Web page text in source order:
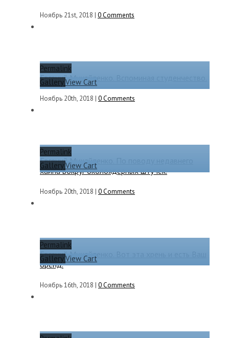
Ноябрь 21st, 2018 | 0 Comments
Permalink
GalleryView Cart
Евгений Михайленко. Вспоминая студенчество.
Ноябрь 20th, 2018 | 0 Comments
Permalink
GalleryView Cart
Евгений Михайленко. По поводу недавнего
хайпа вокруг околоядерных штучек.
Ноябрь 20th, 2018 | 0 Comments
Permalink
GalleryView Cart
Евгений Михайленко. Вот эта хрень и есть Ваш
бренд.
Ноябрь 16th, 2018 | 0 Comments